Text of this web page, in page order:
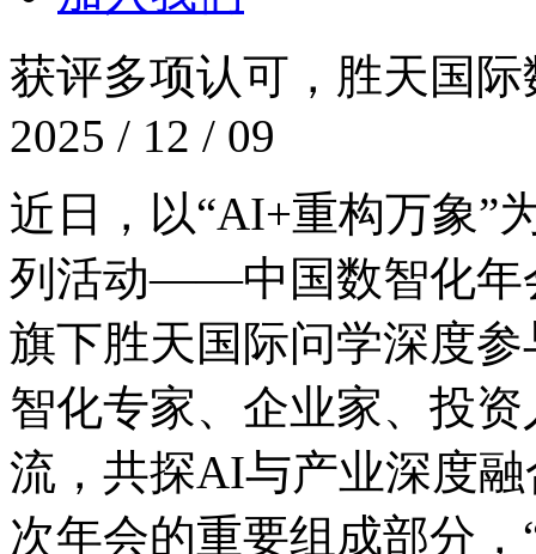
获评多项认可，胜天
2025 / 12 / 09
近日，以“AI+重构万象”
列活动——中国数智化年会
旗下胜天国际问学深度参
智化专家、企业家、
流，共探AI与产业深度
次年会的重要组成部分